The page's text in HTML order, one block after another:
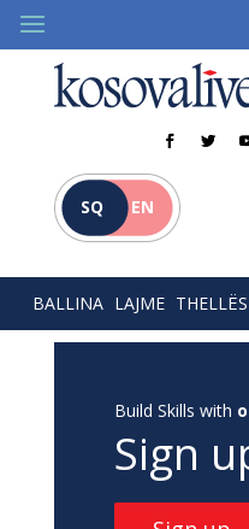
SQ EN
BALLINA LAJME
Build Skills with
Sign